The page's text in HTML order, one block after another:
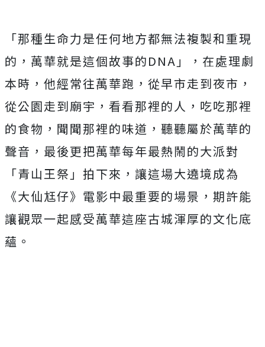
「那種生命力是任何地方都無法複製和重現
的， 萬華就是這個故事的DNA」，在處理劇
本時，他經常往萬華跑， 從早市走到夜市，
從公園走到廟宇，看看那裡的人， 吃吃那裡
的食物，聞聞那裡的味道，聽聽屬於萬華的
聲音， 最後更把萬華每年最熱鬧的大派對
「青山王祭」拍下來， 讓這場大遶境成為
《大仙尪仔》電影中最重要的場景， 期許能
讓觀眾一起感受萬華這座古城渾厚的文化底
蘊。